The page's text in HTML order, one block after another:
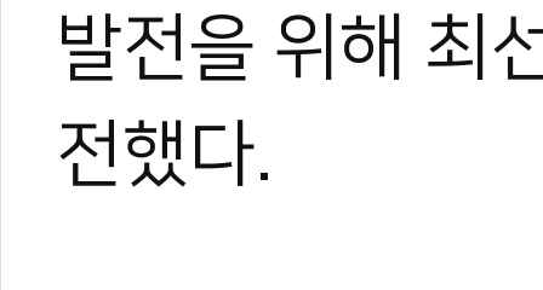
발전을 위해 최
전했다.